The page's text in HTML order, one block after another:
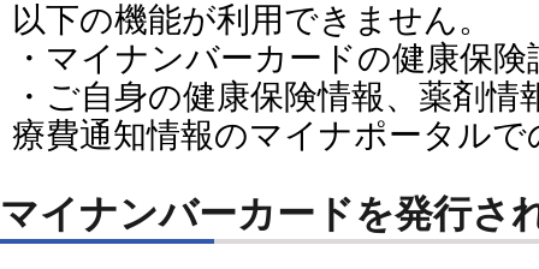
以下の機能が利用できません。
・マイナンバーカードの健康保
・ご自身の健康保険情報、薬剤
療費通知情報のマイナポータルで
マイナンバーカードを発行さ